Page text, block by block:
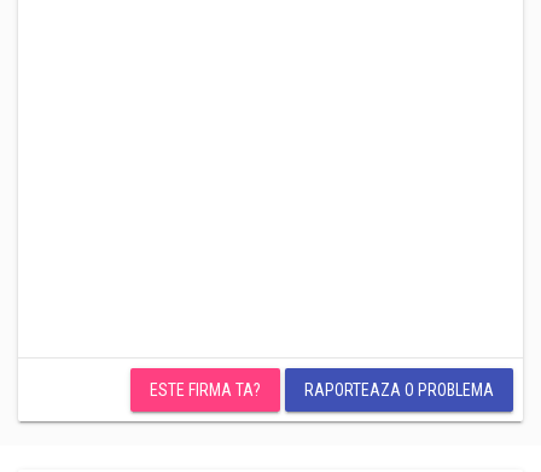
ESTE FIRMA TA? RAPORTEAZA O PROBLEMA